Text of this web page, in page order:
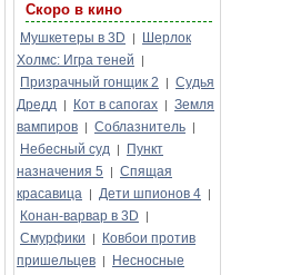
Скоро в кино
Мушкетеры в 3D |
Шерлок
Холмс: Игра теней
|
Призрачный гонщик 2 | Судья
Дредд | Кот в сапогах | Земля
вампиров | Соблазнитель |
Небесный суд |
Пункт
назначения 5
| Спящая
красавица | Дети шпионов 4 |
Конан-варвар в 3D |
Смурфики |
Ковбои против
пришельцев |
Несносные